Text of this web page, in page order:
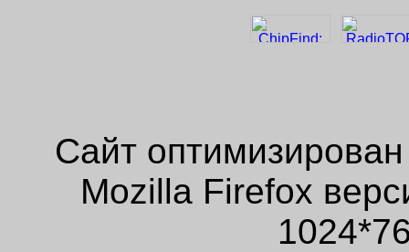
Сайт
Mozilla Firefox